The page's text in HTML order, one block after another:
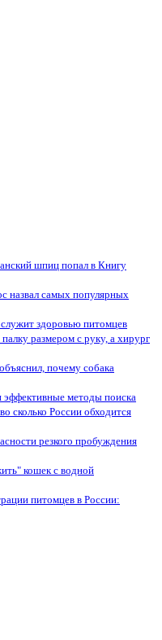
шпиц попал в Книгу
назвал самых популярных
здоровью питомцев
размером с руку, а хирург
почему собака
эффективные методы поиска
сколько России обходится
резкого пробуждения
кошек с водной
питомцев в России: